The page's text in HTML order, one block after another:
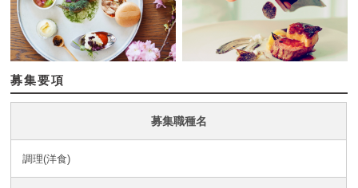
募集要項
募集職種名
調理(洋食)